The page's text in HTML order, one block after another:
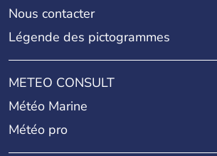
Nous contacter
Légende des pictogrammes
METEO CONSULT
Météo Marine
Météo pro